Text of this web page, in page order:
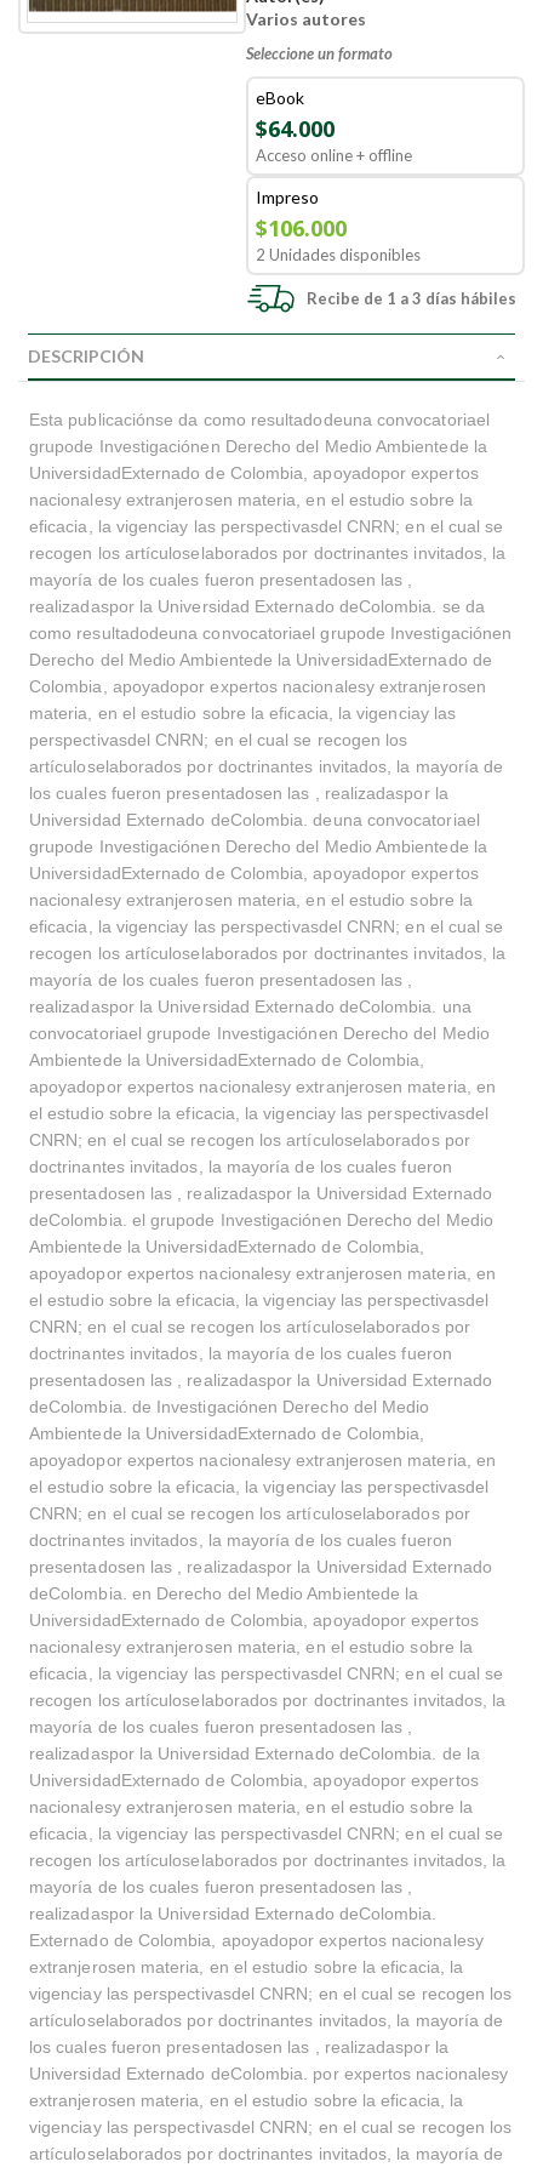
Varios autores
Seleccione un formato
eBook
$64.000
Acceso online + offline
Impreso
$106.000
2 Unidades disponibles
Recibe de 1 a 3 días hábiles
DESCRIPCIÓN
Esta publicaciónse da como resultadodeuna convocatoriael
grupode Investigaciónen Derecho del Medio Ambientede la
UniversidadExternado de Colombia, apoyadopor expertos
nacionalesy extranjerosen materia, en el estudio sobre la
eficacia, la vigenciay las perspectivasdel CNRN; en el cual se
recogen los artículoselaborados por doctrinantes invitados, la
mayoría de los cuales fueron presentadosen las ,
realizadaspor la Universidad Externado deColombia. se da
como resultadodeuna convocatoriael grupode Investigaciónen
Derecho del Medio Ambientede la UniversidadExternado de
Colombia, apoyadopor expertos nacionalesy extranjerosen
materia, en el estudio sobre la eficacia, la vigenciay las
perspectivasdel CNRN; en el cual se recogen los
artículoselaborados por doctrinantes invitados, la mayoría de
los cuales fueron presentadosen las , realizadaspor la
Universidad Externado deColombia. deuna convocatoriael
grupode Investigaciónen Derecho del Medio Ambientede la
UniversidadExternado de Colombia, apoyadopor expertos
nacionalesy extranjerosen materia, en el estudio sobre la
eficacia, la vigenciay las perspectivasdel CNRN; en el cual se
recogen los artículoselaborados por doctrinantes invitados, la
mayoría de los cuales fueron presentadosen las ,
realizadaspor la Universidad Externado deColombia. una
convocatoriael grupode Investigaciónen Derecho del Medio
Ambientede la UniversidadExternado de Colombia,
apoyadopor expertos nacionalesy extranjerosen materia, en
el estudio sobre la eficacia, la vigenciay las perspectivasdel
CNRN; en el cual se recogen los artículoselaborados por
doctrinantes invitados, la mayoría de los cuales fueron
presentadosen las , realizadaspor la Universidad Externado
deColombia. el grupode Investigaciónen Derecho del Medio
Ambientede la UniversidadExternado de Colombia,
apoyadopor expertos nacionalesy extranjerosen materia, en
el estudio sobre la eficacia, la vigenciay las perspectivasdel
CNRN; en el cual se recogen los artículoselaborados por
doctrinantes invitados, la mayoría de los cuales fueron
presentadosen las , realizadaspor la Universidad Externado
deColombia. de Investigaciónen Derecho del Medio
Ambientede la UniversidadExternado de Colombia,
apoyadopor expertos nacionalesy extranjerosen materia, en
el estudio sobre la eficacia, la vigenciay las perspectivasdel
CNRN; en el cual se recogen los artículoselaborados por
doctrinantes invitados, la mayoría de los cuales fueron
presentadosen las , realizadaspor la Universidad Externado
deColombia. en Derecho del Medio Ambientede la
UniversidadExternado de Colombia, apoyadopor expertos
nacionalesy extranjerosen materia, en el estudio sobre la
eficacia, la vigenciay las perspectivasdel CNRN; en el cual se
recogen los artículoselaborados por doctrinantes invitados, la
mayoría de los cuales fueron presentadosen las ,
realizadaspor la Universidad Externado deColombia. de la
UniversidadExternado de Colombia, apoyadopor expertos
nacionalesy extranjerosen materia, en el estudio sobre la
eficacia, la vigenciay las perspectivasdel CNRN; en el cual se
recogen los artículoselaborados por doctrinantes invitados, la
mayoría de los cuales fueron presentadosen las ,
realizadaspor la Universidad Externado deColombia.
Externado de Colombia, apoyadopor expertos nacionalesy
extranjerosen materia, en el estudio sobre la eficacia, la
vigenciay las perspectivasdel CNRN; en el cual se recogen los
artículoselaborados por doctrinantes invitados, la mayoría de
los cuales fueron presentadosen las , realizadaspor la
Universidad Externado deColombia. por expertos nacionalesy
extranjerosen materia, en el estudio sobre la eficacia, la
vigenciay las perspectivasdel CNRN; en el cual se recogen los
artículoselaborados por doctrinantes invitados, la mayoría de